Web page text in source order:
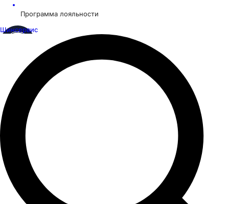
Программа лояльности
Шинсервис